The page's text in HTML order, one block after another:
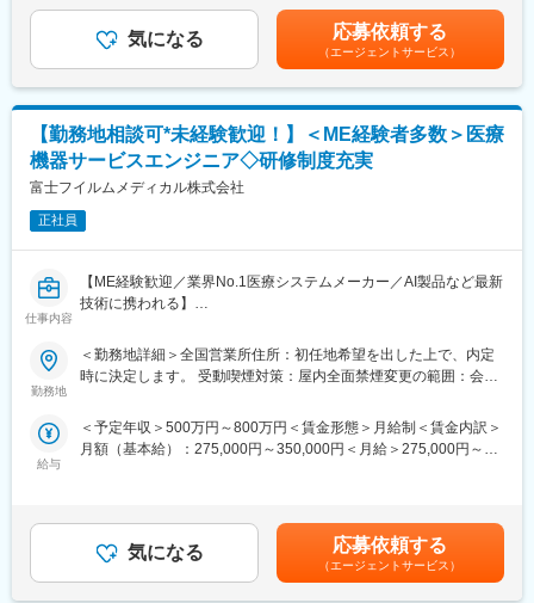
営業部門としては全国で約40名ほどが在籍。
各エリアごとに平均4名～5名のグループを編成し、全国で営業活
■同社の特色：
１、民間のシンクタンクの調査では、整形外科向けセラミックス
人工骨販売金額では国内シェアトップクラス。
２、入社と同時に有給休暇を比例付与。社員の産休育休取得率お
よび復職率は契約社員を含め100％。
３、従業員からのアイデアや提案を賞賛。主体性のある方はやり
がいを感じられます。
４、社内は社長、副社長問わず「さん」付けで呼び合う風通しの
良い風土があり、これまでの新卒社員の定着率は9割超と勤務しや
すい風土が整っています。
変更の範囲：会社の定める業務
を病棟で試してもらいながら、それぞれの病院に合った提案をし
ていただきます。
＊月ノルマは設けられておらず、自分のペースで業務が行えま
す。
【営業先】
■訪問先は看護部や施設部、医事課の方々などをはじめとした医療
従事者になります。
※割合は既存2割、新規8割となります。仕事に慣れた場合、直行
【配属先】
決定します。
▼配属先候補：
【未経験でも安心のフォロー体制】
近しい内容も学んでいただきます。
■その後は、OJTにて先輩社員の営業に同行していただき、独り立
ちまでは半年～1年程度を想定しております。
事査定制度あり）◇賞与年2回（7月・12月月人事査定制度あり）
合計2.3か月分※初年度は満額支給されません※【モデル年収】営業
主任：464万～営業係長：585万～※賞与を含んだ額となります。※
最短で2～3年、一般的には5年前後でのステップアップ賃金はあ
くまでも目安の金額であり、選考を通じて上下する可能性があり
ます。月給(月額)は固定手当を含めた表記です。
気になる 応募依頼する
（エージェントサービス）
【勤務地相談可*未経験歓迎！】＜ME経験者多数＞医療
機器サービスエンジニア◇研修制度充実
富士フイルムメディカル株式会社
正社員
仕事内容
【ME経験歓迎／業界No.1医療システムメーカー／AI製品など最新
技術に携われる】
までのご経験を、医療機器の設置・保守に活かせます。PACS（医
療用画像管理システム）やCT・MRIなどの高度な機器を扱い、病
■PACSとは
レントゲン、CT、MRIなどで撮影したデジタルデータを保存・管
■業務概要
医療機器、医療画像処理機器、医療画像ネットワークシステムの
勤務地
＜勤務地詳細＞全国営業所住所：初任地希望を出した上で、内定
時に決定します。 受動喫煙対策：屋内全面禁煙変更の範囲：会社
給与
＜予定年収＞500万円～800万円＜賃金形態＞月給制＜賃金内訳＞
月額（基本給）：275,000円～350,000円＜月給＞275,000円～
歳/750万円(入社8年・経験11年、手当含)：月給37万円賃金はあく
までも目安の金額であり、選考を通じて上下する可能性がありま
す。月給(月額)は固定手当を含めた表記です。
気になる 応募依頼する
（エージェントサービス）